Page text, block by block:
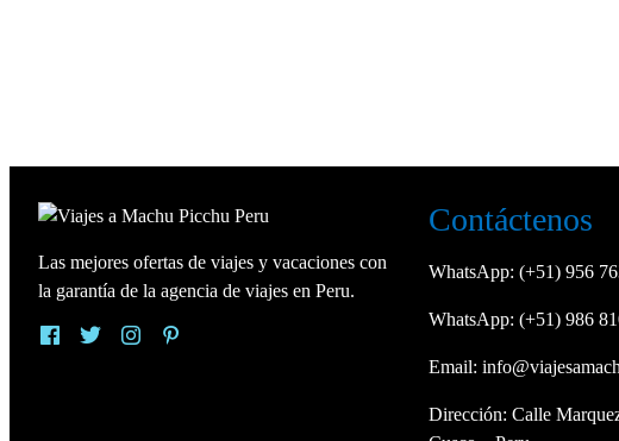
Las mejores ofertas de viajes y vacaciones con
la garantía de la agencia de viajes en Peru.
Contáctenos
WhatsApp: (+51) 956
WhatsApp: (+51) 986
Email:
Dirección: Calle